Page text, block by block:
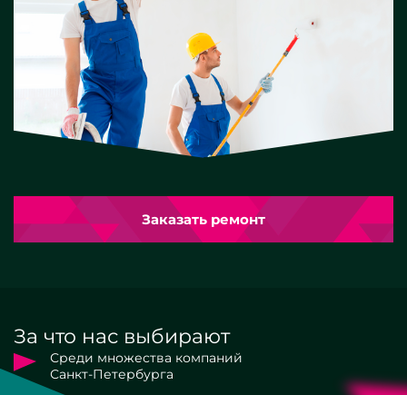
Заказать ремонт
За что нас выбирают
Среди множества компаний
Санкт-Петербурга